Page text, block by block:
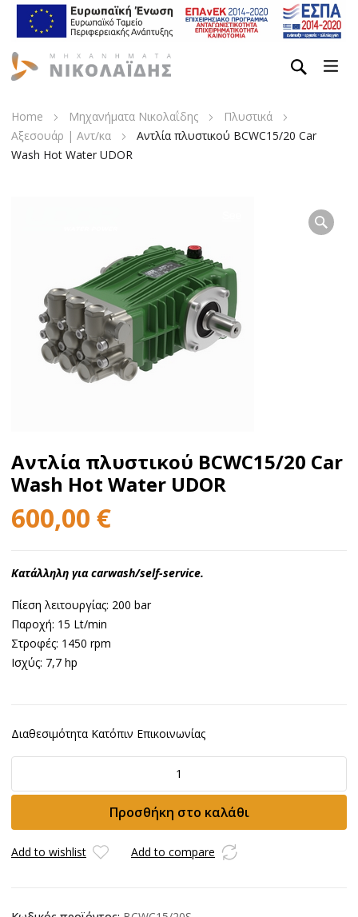
Home Μηχανήματα Νικολαΐδης
Πλυστικά
Αξεσουάρ | Αντ/κα
Αντλία πλυστικού BCWC15/20 Car
Wash Hot Water UDOR
Αντλία πλυστικού BCWC15/20 Car
Wash Hot Water UDOR
600,00 €
Κατάλληλη για carwash/self-service.
Πίεση λειτουργίας: 200 bar
Παροχή: 15 Lt/min
Στροφές: 1450 rpm
Ισχύς: 7,7 hp
Διαθεσιμότητα Κατόπιν Επικοινωνίας
BCWC15/20
Wash
Hot
Προσθήκη στο καλάθι
Add to wishlist Add to compare